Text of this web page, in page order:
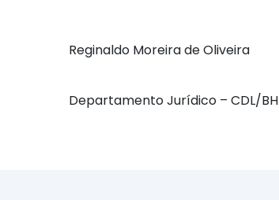
Reginaldo Moreira de Oliveira
Departamento Jurídico – CDL/BH